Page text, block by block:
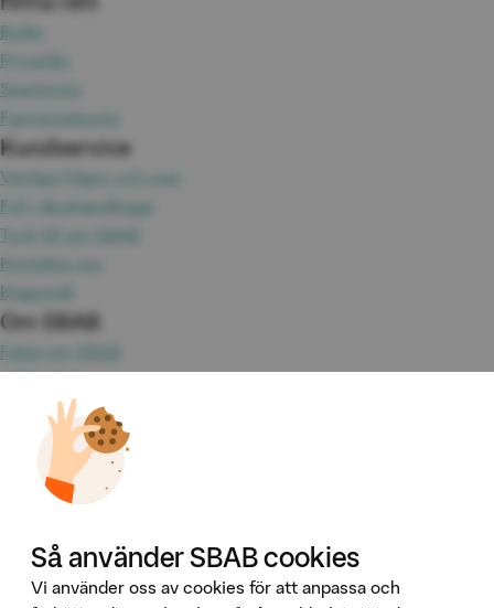
Bolån
Privatlån
Sparkonto
Fasträntekonto
Kundservice
Vanliga frågor och svar
Fyll i lånehandlingar
Tyck till om SBAB
Kontakta oss
Klagomål
Om SBAB
Fakta om SBAB
Hållbarhet
Jobba hos oss
Investor Relations
Omvärld & analyser
Våra tjänster
Booli
Så använder SBAB cookies
Vi använder oss av cookies för att anpassa och